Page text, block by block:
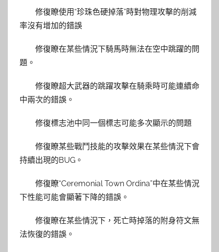
修復瞭使用“珍珠色硬掉落”時對物理攻擊的削減
率沒有增加的錯誤
修復瞭在某些情況下騎馬時無法在空中跳躍的問
題。
修復瞭超大武器的跳躍攻擊在騎乘時可能連續命
中兩次的錯誤。
修復標志池中同一個標志可能多次顯示的問題
修復瞭某些戰鬥技能的攻擊效果在某些情況下會
持續出現的BUG。
修復瞭“Ceremonial Town Ordina”中在某些情況
下性能可能會顯著下降的錯誤。
修復瞭在某些情況下，死亡時掉落的附身符文無
法恢復的錯誤。